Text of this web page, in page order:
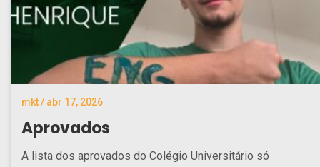
mkt / abr 17, 2026
Aprovados
A lista dos aprovados do Colégio Universitário só